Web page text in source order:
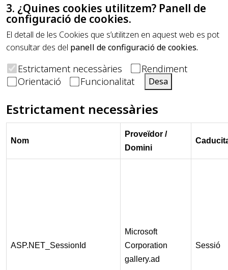
3. ¿Quines cookies utilitzem? Panell de
configuració de cookies.
El detall de les Cookies que s’utilitzen en aquest web es pot
consultar des del panell de configuració de cookies.
Estrictament necessàries
Rendiment
Orientació
Funcionalitat Desa
Estrictament necessàries
Nom
Proveïdor /
Domini
ASP.NET_SessionId
Microsoft
Corporation
gallery.ad
Sessió